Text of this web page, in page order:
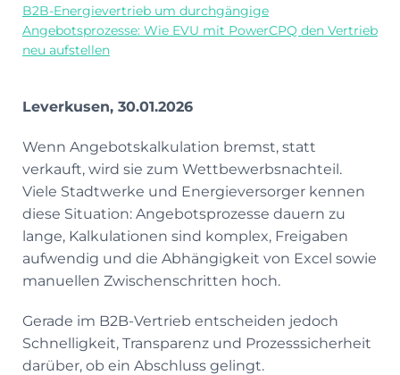
B2B-Energievertrieb um durchgängige
Angebotsprozesse: Wie EVU mit PowerCPQ den Vertrieb
neu aufstellen
Leverkusen, 30.01.2026
Wenn Angebotskalkulation bremst, statt
verkauft, wird sie zum Wettbewerbsnachteil.
Viele Stadtwerke und Energieversorger kennen
diese Situation: Angebotsprozesse dauern zu
lange, Kalkulationen sind komplex, Freigaben
aufwendig und die Abhängigkeit von Excel sowie
manuellen Zwischenschritten hoch.
Gerade im B2B-Vertrieb entscheiden jedoch
Schnelligkeit, Transparenz und Prozesssicherheit
darüber, ob ein Abschluss gelingt.